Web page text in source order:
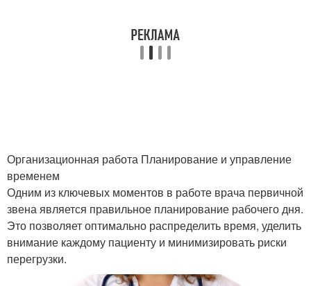
Организационная работа Планирование и управление
временем
Одним из ключевых моментов в работе врача первичной
звена является правильное планирование рабочего дня.
Это позволяет оптимально распределить время, уделить
внимание каждому пациенту и минимизировать риски
перегрузки.